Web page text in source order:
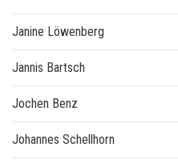
Janine Löwenberg
Jannis Bartsch
Jochen Benz
Johannes Schellhorn